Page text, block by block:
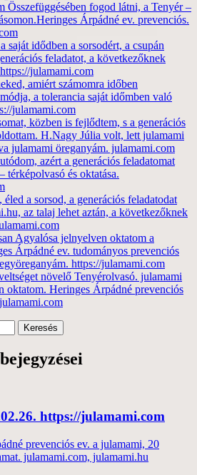
Összefüggésében fogod látni, a Tenyér –
Árpádné ev. prevenciós.
saját idődben a sorsodért, a csupán
feladatot, a következőknek
julamami.com
amiért számomra időben
a tolerancia saját időmben való
julamami.com
közben is fejlődtem, s a generációs
H.Nagy Júlia volt, lett julamami
julamami öreganyám. julamami.com
azért a generációs feladatomat
térképolvasó és oktatása.
a sorsod, a generációs feladatodat
az talaj lehet aztán, a következőknek
Agyalósa jelnyelven oktatom a
Árpádné ev. tudományos prevenciós
https://julamami.com
növelő Tenyérolvasó. julamami
oktatom. Heringes Árpádné prevenciós
https://julamami.com
prevenciós ev. a julamami, 20
julamami.com, julamami.hu